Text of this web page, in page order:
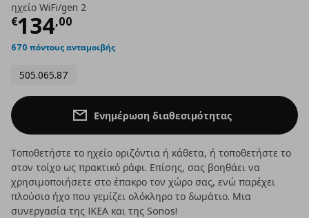
ηχείο WiFi/gen 2
€134,00
Τρέχουσα τιμή
670 πόντους ανταμοιβής
505.065.87
Ενημέρωση διαθεσιμότητας
Τοποθετήστε το ηχείο οριζόντια ή κάθετα, ή τοποθετήστε το
στον τοίχο ως πρακτικό ράφι. Επίσης, σας βοηθάει να
χρησιμοποιήσετε στο έπακρο τον χώρο σας, ενώ παρέχει
πλούσιο ήχο που γεμίζει ολόκληρο το δωμάτιο. Μια
συνεργασία της IKEA και της Sonos!